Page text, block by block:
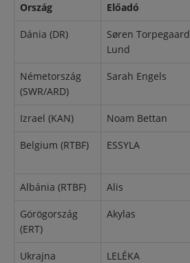
Ország Előadó
Dánia (DR)
Søren Torpegaard
Lund
Németország
(SWR/ARD)
Sarah Engels
Izrael (KAN) Noam Bettan
Belgium (RTBF) ESSYLA
Albánia (RTBF) Alis
Görögország
(ERT)
Akylas
Ukrajna
LELÉKA